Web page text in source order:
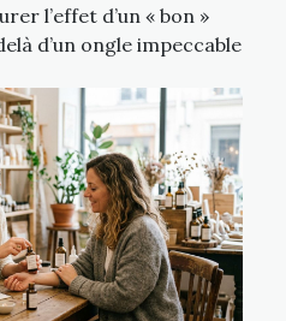
l’effet d’un « bon »
d’un ongle impeccable